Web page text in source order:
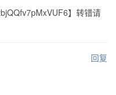
】转错请
回复